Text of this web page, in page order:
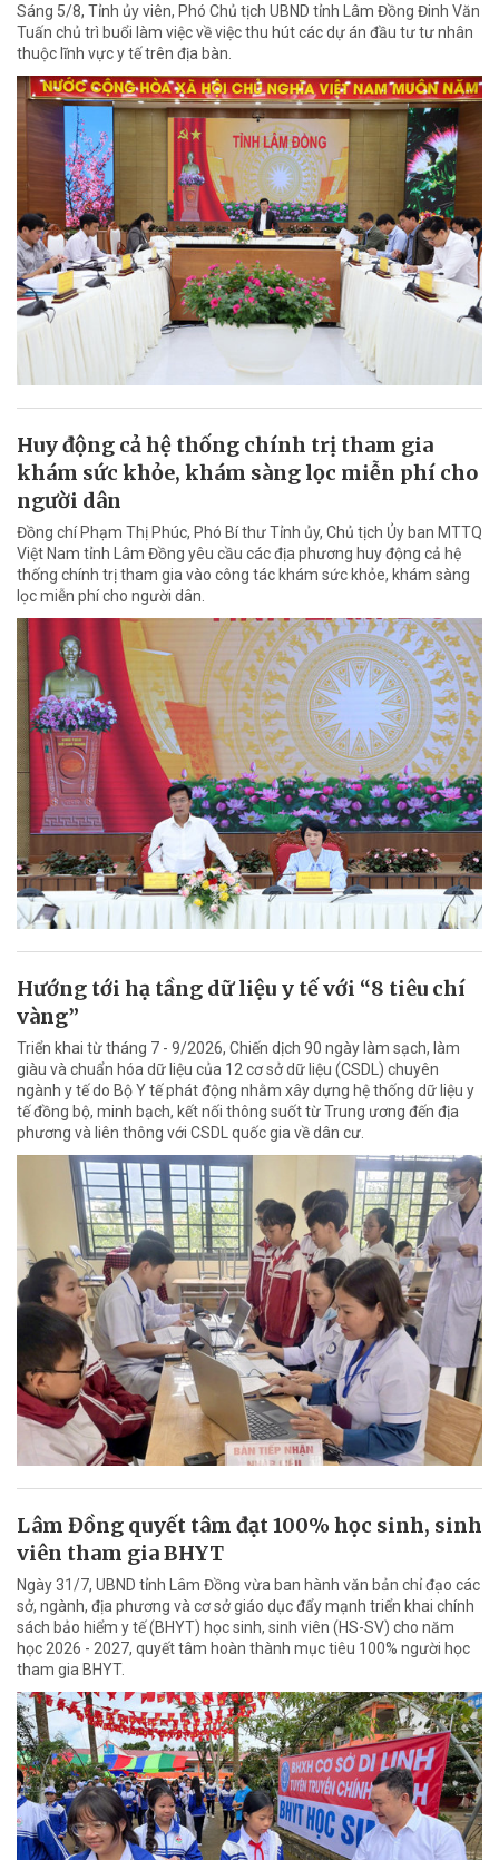
Sáng 5/8, Tỉnh ủy viên, Phó Chủ tịch UBND tỉnh Lâm Đồng Đinh Văn
Tuấn chủ trì buổi làm việc về việc thu hút các dự án đầu tư tư nhân
thuộc lĩnh vực y tế trên địa bàn.
Huy động cả hệ thống chính trị tham gia
khám sức khỏe, khám sàng lọc miễn phí cho
người dân
Đồng chí Phạm Thị Phúc, Phó Bí thư Tỉnh ủy, Chủ tịch Ủy ban MTTQ
Việt Nam tỉnh Lâm Đồng yêu cầu các địa phương huy động cả hệ
thống chính trị tham gia vào công tác khám sức khỏe, khám sàng
lọc miễn phí cho người dân.
Hướng tới hạ tầng dữ liệu y tế với “8 tiêu chí
vàng”
Triển khai từ tháng 7 - 9/2026, Chiến dịch 90 ngày làm sạch, làm
giàu và chuẩn hóa dữ liệu của 12 cơ sở dữ liệu (CSDL) chuyên
ngành y tế do Bộ Y tế phát động nhằm xây dựng hệ thống dữ liệu y
tế đồng bộ, minh bạch, kết nối thông suốt từ Trung ương đến địa
phương và liên thông với CSDL quốc gia về dân cư.
Lâm Đồng quyết tâm đạt 100% học sinh, sinh
viên tham gia BHYT
Ngày 31/7, UBND tỉnh Lâm Đồng vừa ban hành văn bản chỉ đạo các
sở, ngành, địa phương và cơ sở giáo dục đẩy mạnh triển khai chính
sách bảo hiểm y tế (BHYT) học sinh, sinh viên (HS-SV) cho năm
học 2026 - 2027, quyết tâm hoàn thành mục tiêu 100% người học
tham gia BHYT.